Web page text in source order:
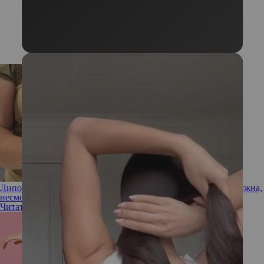
Липосакция в эпоху Оземпика: почему хирургия все еще нужна,
несмотря на препараты для похудения
Читать полностью